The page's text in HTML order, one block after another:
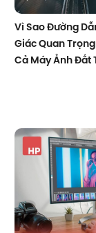
Vì Sao Đường
Giác Quan
Cả Máy Ảnh Đắt